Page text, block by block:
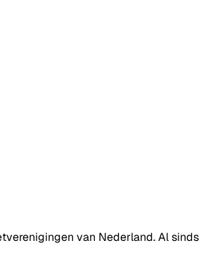
van Nederland. Al sinds